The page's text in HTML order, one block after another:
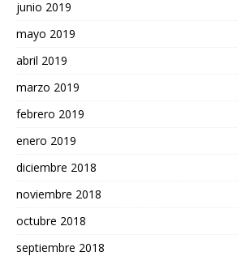
junio 2019
mayo 2019
abril 2019
marzo 2019
febrero 2019
enero 2019
diciembre 2018
noviembre 2018
octubre 2018
septiembre 2018